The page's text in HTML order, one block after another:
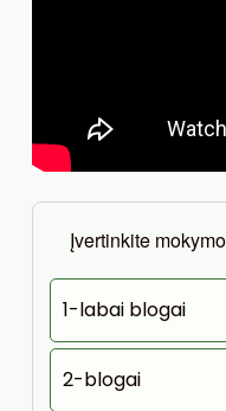
Įvertinkite
1-labai blogai
2-blogai